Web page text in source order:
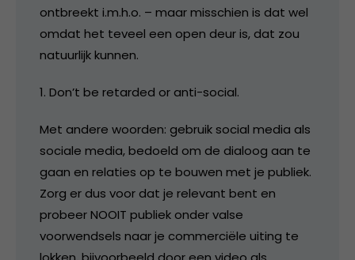
ontbreekt i.m.h.o. – maar misschien is dat wel
omdat het teveel een open deur is, dat zou
natuurlijk kunnen.
1. Don’t be retarded or anti-social.
Met andere woorden: gebruik social media als
sociale media, bedoeld om de dialoog aan te
gaan en relaties op te bouwen met je publiek.
Zorg er dus voor dat je relevant bent en
probeer NOOIT publiek onder valse
voorwendsels naar je commerciële uiting te